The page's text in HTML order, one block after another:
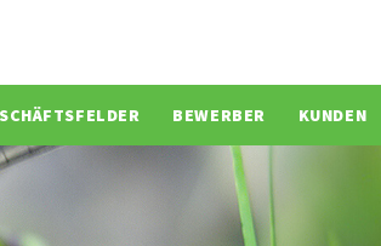
BEWERBER KUNDEN